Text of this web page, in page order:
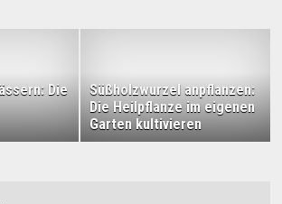
Die
Süßholzwurzel anpflanzen:
Die Heilpflanze im eigenen
Garten kultivieren